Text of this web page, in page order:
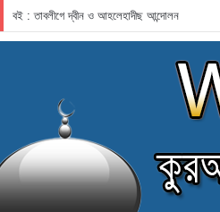
বই : তাবলীগে দ্বীন ও আহলেহাদীছ আন্দোলন